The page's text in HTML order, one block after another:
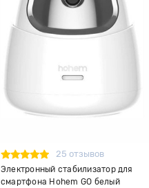
25 отзывов
Электронный стабилизатор для
смартфона Hohem GO белый